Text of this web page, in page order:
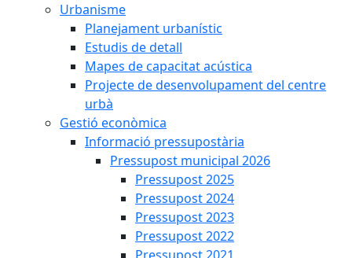
Urbanisme
Planejament urbanístic
Estudis de detall
Mapes de capacitat acústica
Projecte de desenvolupament del centre
urbà
Gestió econòmica
Informació pressupostària
Pressupost municipal 2026
Pressupost 2025
Pressupost 2024
Pressupost 2023
Pressupost 2022